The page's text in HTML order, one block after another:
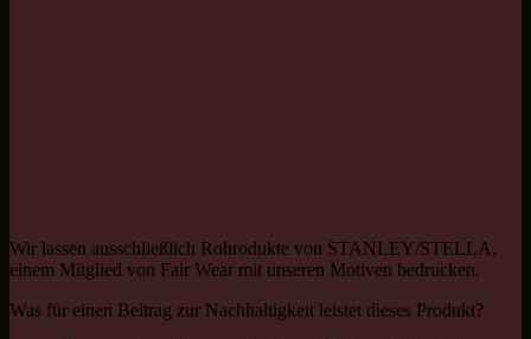
Wir lassen ausschließlich Rohrodukte von STANLEY/STELLA,
einem Mitglied von Fair Wear mit unseren Motiven bedrucken.
Was für einen Beitrag zur Nachhaltigkeit leistet dieses Produkt?